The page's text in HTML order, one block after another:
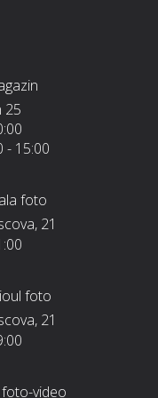
25
- 15:00
foto
21
foto
21
foto-video